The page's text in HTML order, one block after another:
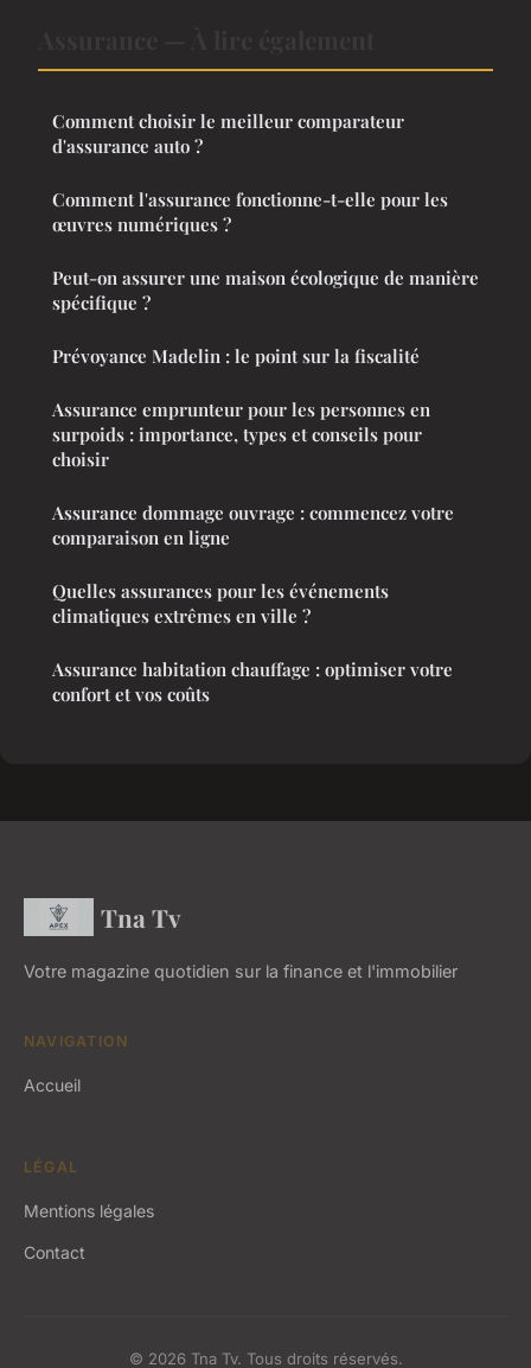
Comment choisir le meilleur comparateur
d'assurance auto ?
Comment l'assurance fonctionne-t-elle pour les
œuvres numériques ?
Peut-on assurer une maison écologique de manière
spécifique ?
Prévoyance Madelin : le point sur la fiscalité
Assurance emprunteur pour les personnes en
surpoids : importance, types et conseils pour
choisir
Assurance dommage ouvrage : commencez votre
comparaison en ligne
Quelles assurances pour les événements
climatiques extrêmes en ville ?
Assurance habitation chauffage : optimiser votre
confort et vos coûts
Tna Tv
Votre magazine quotidien sur la finance et l'immobilier
NAVIGATION
Accueil
LÉGAL
Mentions légales
Contact
© 2026 Tna Tv. Tous droits réservés.